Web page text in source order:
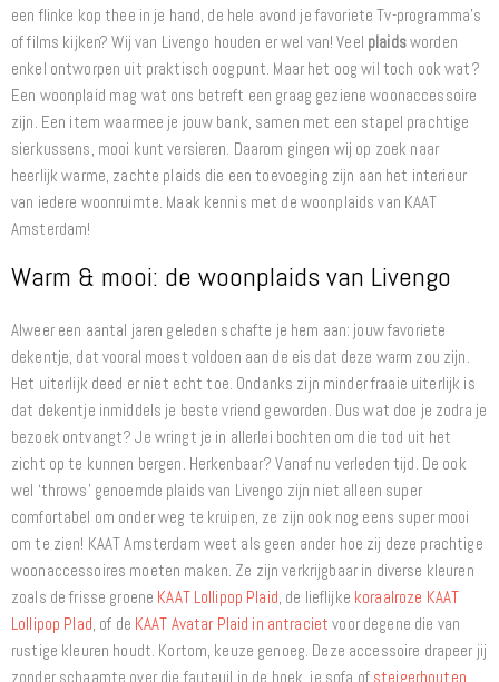
een flinke kop thee in je hand, de hele avond je favoriete Tv-programma’s
of films kijken? Wij van Livengo houden er wel van! Veel plaidsworden
enkel ontworpen uit praktisch oogpunt. Maar het oog wil toch ook wat?
Een woonplaid mag wat ons betreft een graag geziene woonaccessoire
zijn. Een item waarmee je jouw bank, samen met een stapel prachtige
sierkussens, mooi kunt versieren. Daarom gingen wij op zoek naar
heerlijk warme, zachte plaids die een toevoeging zijn aan het interieur
van iedere woonruimte. Maak kennis met de woonplaids van KAAT
Amsterdam!
Warm & mooi: de woonplaids van Livengo
Alweer een aantal jaren geleden schafte je hem aan: jouw favoriete
dekentje, dat vooral moest voldoen aan de eis dat deze warm zou zijn.
Het uiterlijk deed er niet echt toe. Ondanks zijn minder fraaie uiterlijk is
dat dekentje inmiddels je beste vriend geworden. Dus wat doe je zodra je
bezoek ontvangt? Je wringt je in allerlei bochten om die tod uit het
zicht op te kunnen bergen. Herkenbaar? Vanaf nu verleden tijd. De ook
wel ‘throws’ genoemde plaids van Livengo zijn niet alleen super
comfortabel om onder weg te kruipen, ze zijn ook nog eens super mooi
om te zien! KAAT Amsterdam weet als geen ander hoe zij deze prachtige
woonaccessoires moeten maken. Ze zijn verkrijgbaar in diverse kleuren
zoals de frisse groene KAAT Lollipop Plaid, de lieflijke koraalroze KAAT
Lollipop Plad, of de KAAT Avatar Plaid in antraciet voor degene die van
rustige kleuren houdt. Kortom, keuze genoeg. Deze accessoire drapeer jij
zonder schaamte over die fauteuil in de hoek, je sofa of steigerhouten